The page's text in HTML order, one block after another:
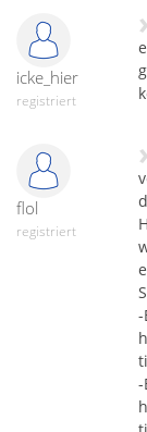
icke_hier
registriert
flol
registriert
-